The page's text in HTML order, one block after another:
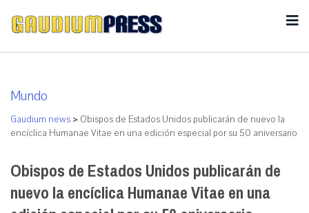
Mundo
Gaudium news > Obispos de Estados Unidos publicarán de nuevo la
encíclica Humanae Vitae en una edición especial por su 50 aniversario
Obispos de Estados Unidos publicarán de
nuevo la encíclica Humanae Vitae en una